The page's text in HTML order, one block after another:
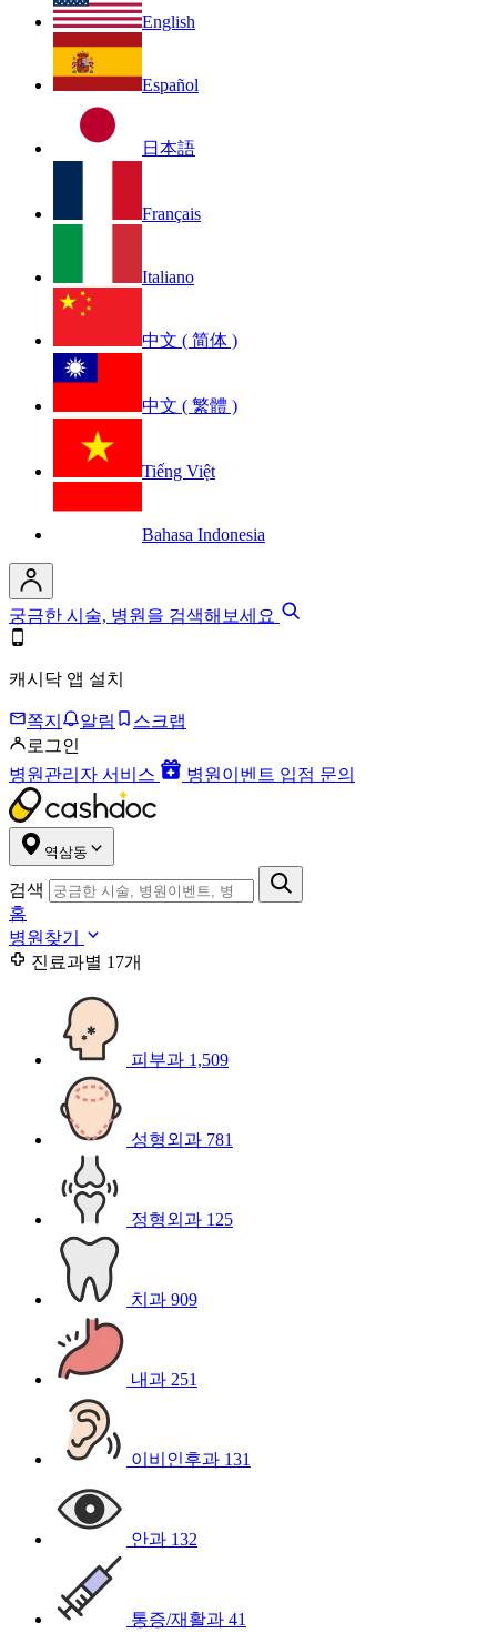
English
Español
日本語
Français
Italiano
中文 ( 简体 )
中文 ( 繁體 )
Tiếng Việt
Bahasa Indonesia
궁금한 시술, 병원을 검색해보세요
캐시닥 앱 설치
쪽지 알림
스크랩
로그인
병원관리자 서비스
병원이벤트 입점 문의
역삼동
검색
홈
병원찾기
진료과별 17개
피부과 1,509
성형외과 781
정형외과 125
치과 909
내과 251
이비인후과 131
안과 132
통증/재활과 41